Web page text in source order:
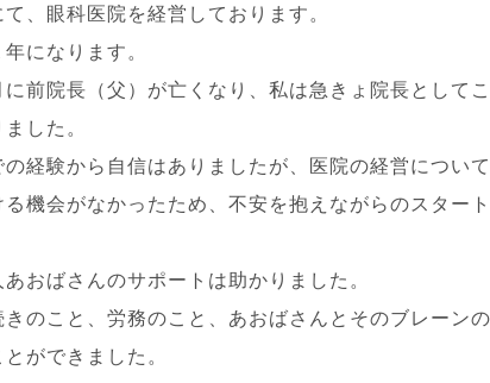
、眼科医院を経営しております。
になります。
前院長（父）が亡くなり、私は急きょ院長として
した。
経験から自信はありましたが、医院の経営につい
機会がなかったため、不安を抱えながらのスター
おばさんのサポートは助かりました。
のこと、労務のこと、あおばさんとそのブレーン
ができました。